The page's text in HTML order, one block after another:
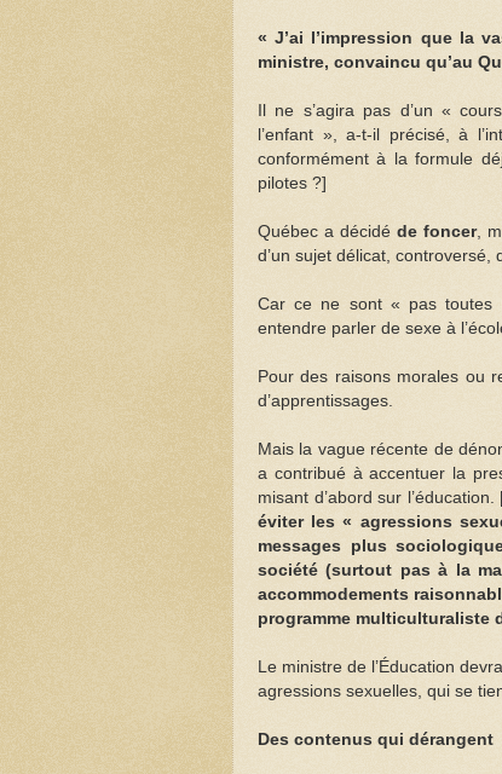
« J’ai l’impression que la
ministre, convaincu qu’au
Il ne s’agira pas d’un «
l’enfant », a-t-il précisé, à
conformément à la formule
pilotes ?]
Québec a décidéde foncer,
d’un sujet délicat, controversé,
Car ce ne sont « pas toutes
entendre parler de sexe à
Pour des raisons morales ou
d’apprentissages.
Mais la vague récente de
a contribué à accentuer la
misant d’abord sur l’éducation.
éviter les « agressions
messages plus
société (surtout pas à la
accommodements
programme multiculturaliste
Le ministre de l’Éducation
agressions sexuelles, qui se
Des contenus qui dérangent